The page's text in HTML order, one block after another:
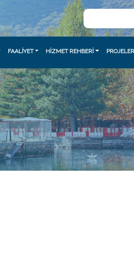
FAALİYET HİZMET REHBERİ PROJELER